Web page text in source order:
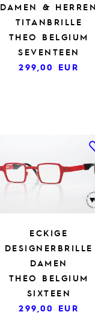
DAMEN &
TITANBRILLE
THEO BELGIUM
SEVENTEEN
299,00 EUR
ECKIGE
DESIGNERBRILLE
DAMEN
THEO BELGIUM
SIXTEEN
299,00 EUR